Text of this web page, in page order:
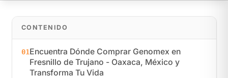
CONTENIDO
01Encuentra Dónde Comprar Genomex en
Fresnillo de Trujano - Oaxaca, México y
Transforma Tu Vida